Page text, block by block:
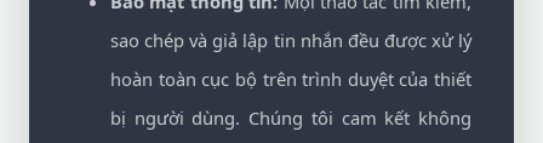
sao chép và giả lập tin nhắn đều được xử lý
hoàn toàn cục bộ trên trình duyệt của thiết
bị người dùng. Chúng tôi cam kết không